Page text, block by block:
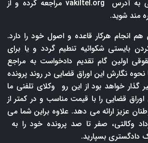
به آدرس
vakiltel.org مراجعه کرده و از
مند شوید.
انجام هرکار قاعده و اصول خود را دارد.
بایستی شکوائیه تنطیم گردد و یا برای
اولین گام تقدیم دادخواست به مراجع
نگارش این اوراق قضایی در روند پرونده
گذار خواهد بود از این رو وکلای تلفنی ما
قضایی را با قیمت مناسب و در کمتر از
عزیز ارائه می دهد. علاوه براین شما می
وکالتی، صفر تا صد پرونده خود را به
دادگستری بسپارید.